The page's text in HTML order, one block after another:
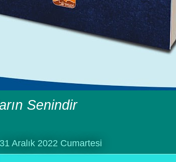
Senindir
31 Aralık 2022 Cumartesi